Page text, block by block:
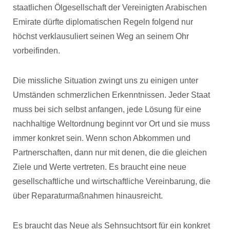
staatlichen Ölgesellschaft der Vereinigten Arabischen
Emirate dürfte diplomatischen Regeln folgend nur
höchst verklausuliert seinen Weg an seinem Ohr
vorbeifinden.
Die missliche Situation zwingt uns zu einigen unter
Umständen schmerzlichen Erkenntnissen. Jeder Staat
muss bei sich selbst anfangen, jede Lösung für eine
nachhaltige Weltordnung beginnt vor Ort und sie muss
immer konkret sein. Wenn schon Abkommen und
Partnerschaften, dann nur mit denen, die die gleichen
Ziele und Werte vertreten. Es braucht eine neue
gesellschaftliche und wirtschaftliche Vereinbarung, die
über Reparaturmaßnahmen hinausreicht.
Es braucht das Neue als Sehnsuchtsort für ein konkret